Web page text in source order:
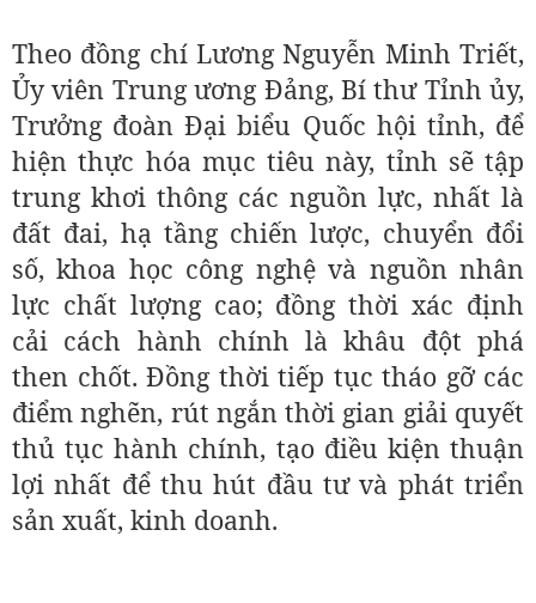
Theo đồng chí Lương Nguyễn Minh Triết,
Ủy viên Trung ương Đảng, Bí thư Tỉnh ủy,
Trưởng đoàn Đại biểu Quốc hội tỉnh, để
hiện thực hóa mục tiêu này, tỉnh sẽ tập
trung khơi thông các nguồn lực, nhất là
đất đai, hạ tầng chiến lược, chuyển đổi
số, khoa học công nghệ và nguồn nhân
lực chất lượng cao; đồng thời xác định
cải cách hành chính là khâu đột phá
then chốt. Đồng thời tiếp tục tháo gỡ các
điểm nghẽn, rút ngắn thời gian giải quyết
thủ tục hành chính, tạo điều kiện thuận
lợi nhất để thu hút đầu tư và phát triển
sản xuất, kinh doanh.